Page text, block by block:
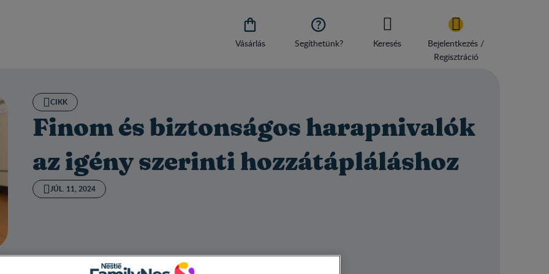

Vásárlás

Segíthetünk? Keresés
Bejelentkezés /
Regisztráció
CIKK
Finom és biztonságos harapnivalók
az igény szerinti hozzátápláláshoz
JÚL. 11, 2024